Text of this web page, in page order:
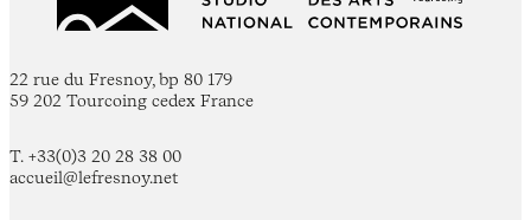
22 rue du Fresnoy, bp 80 179
59 202 Tourcoing cedex France
T. +33(0)3 20 28 38 00
accueil@lefresnoy.net